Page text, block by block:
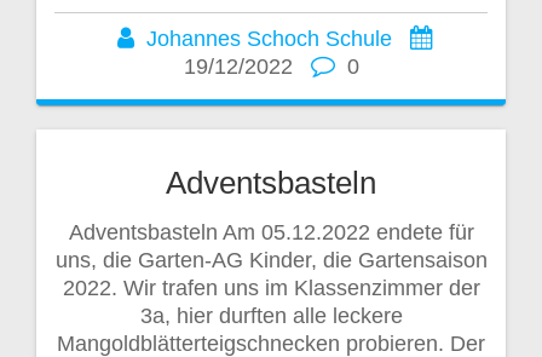
Johannes Schoch Schule
19/12/2022
0
Adventsbasteln
Adventsbasteln Am 05.12.2022 endete für
uns, die Garten-AG Kinder, die Gartensaison
2022. Wir trafen uns im Klassenzimmer der
3a, hier durften alle leckere
Mangoldblätterteigschnecken probieren. Der